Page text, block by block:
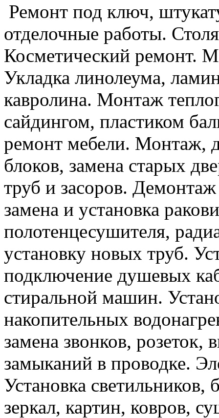
Ремонт под ключ,
отделочные работы.
Косметический ремонт.
Укладка линолеума,
кавролина. Монтаж
сайдингом, пластиком
ремонт мебели. Монтаж,
блоков, замена старых
труб и засоров.
замена и установка
полотенцесушителя,
установку новых труб.
подключение душевых
стиральной машин.
накопительных
замена звонков, розеток,
замыканий в проводке.
Установка
зеркал, картин, ковров,